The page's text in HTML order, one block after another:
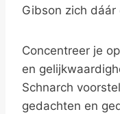
Gibson zich dáár
Concentreer je
en
Schnarch
gedachten en